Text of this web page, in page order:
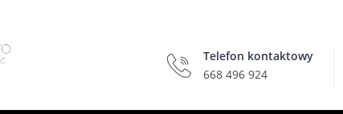
Telefon kontaktowy
668 496 924